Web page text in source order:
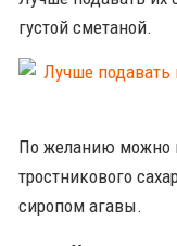
густой сметаной.
По желанию можно
тростникового
сиропом агавы.